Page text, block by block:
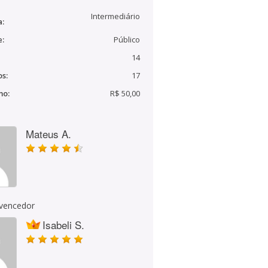
Intermediário
Público
14
17
R$ 50,00
Mateus A.
Isabeli S.